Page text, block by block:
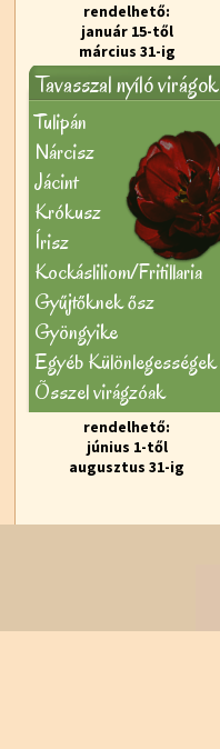
rendelhető:
január 15-től
március 31-ig
Tavasszal nyíló virágok
Tulipán
Nárcisz
Jácint
Krókusz
Írisz
Kockásliliom/Fritillaria
Gyűjtőknek ősz
Gyöngyike
Egyéb Különlegességek
Õsszel virágzóak
rendelhető:
június 1-től
augusztus 31-ig